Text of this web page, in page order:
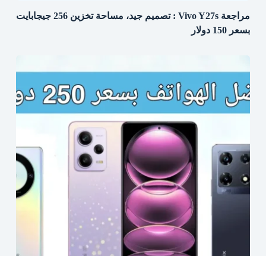
مراجعة Vivo Y27s : تصميم جيد، مساحة تخزين 256 جيجابايت
بسعر 150 دولار